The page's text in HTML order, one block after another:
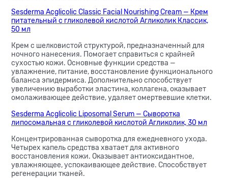
Sesderma Acglicolic Classic Facial Nourishing Cream — Крем
питательный с гликолевой кислотой Агликолик Классик,
50 мл
Крем с шелковистой структурой, предназначенный для
ночного нанесения. Помогает справиться с крайней
сухостью кожи. Основные функции средства —
увлажнение, питание, восстановление функционального
баланса эпидермиса. Дополнительно способствует
увеличению выработки эластина, коллагена, оказывает
омолаживающее действие, удаляет омертвевшие клетки.
Sesderma Acglicolic Liposomal Serum — Сыворотка
липосомальная с гликолевой кислотой Агликолик, 30 мл
Концентрированная сыворотка для ежедневного ухода.
Четырех капель средства хватает для активного
восстановления кожи. Оказывает антиоксидантное,
увлажняющее, успокаивающее действие. Способствует
регенерации тканей.